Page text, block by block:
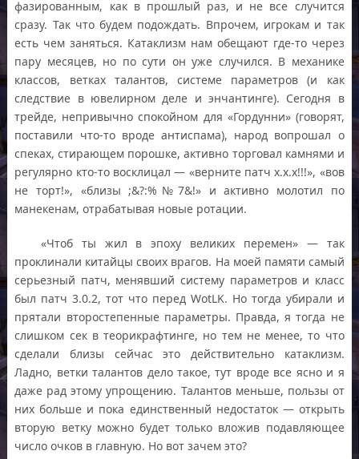
фазированным, как в прошлый раз, и не все случится
сразу. Так что будем подождать. Впрочем, игрокам и так
есть чем заняться. Катаклизм нам обещают где-то через
пару месяцев, но по сути он уже случился. В механике
классов, ветках талантов, системе параметров (и как
следствие в ювелирном деле и энчантинге). Сегодня в
трейде, непривычно спокойном для «Гордунни» (говорят,
поставили что-то вроде антиспама), народ вопрошал о
спеках, стирающем порошке, активно торговал камнями и
регулярно кто-то восклицал — «верните патч х.х.х!!!», «вов
не торт!», «близы ;&?:%№7&!» и активно молотил по
манекенам, отрабатывая новые ротации.
«Чтоб ты жил в эпоху великих перемен» — так
проклинали китайцы своих врагов. На моей памяти самый
серьезный патч, менявший систему параметров и класс
был патч 3.0.2, тот что перед WotLK. Но тогда убирали и
прятали второстепенные параметры. Правда, я тогда не
слишком сек в теорикрафтинге, но тем не менее, то что
сделали близы сейчас это действительно катаклизм.
Ладно, ветки талантов дело такое, тут вроде все ясно и я
даже рад этому упрощению. Талантов меньше, пользы от
них больше и пока единственный недостаток — открыть
вторую ветку можно будет только вложив подавляющее
число очков в главную. Но вот зачем это?